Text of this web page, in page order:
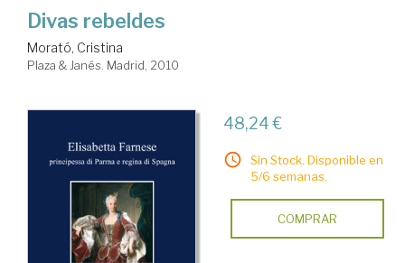
Divas rebeldes
Morató, Cristina
Plaza & Janés. Madrid, 2010
48,24 €
Sin Stock. Disponible en
5/6 semanas.
COMPRAR